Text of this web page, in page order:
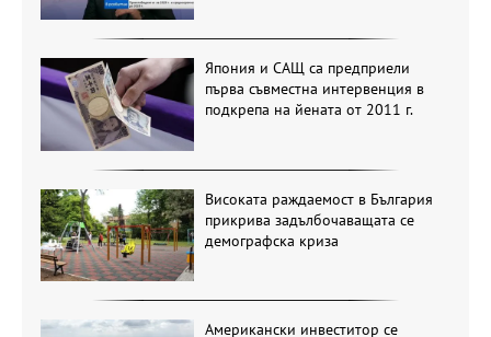
Япония и САЩ са предприели
първа съвместна интервенция в
подкрепа на йената от 2011 г.
Високата раждаемост в България
прикрива задълбочаващата се
демографска криза
Американски инвеститор се